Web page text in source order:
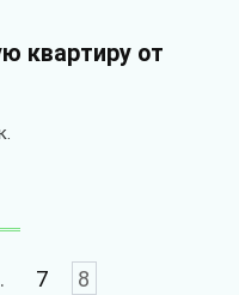
квартиру от
7 8